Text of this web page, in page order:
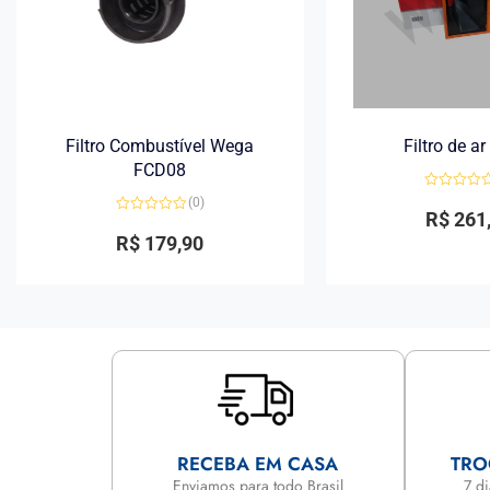
Filtro Combustível Wega
FCD08
0
de
(0)
R$ 179,90
Filtro de ar
0
de
R$
RECEBA EM CASA